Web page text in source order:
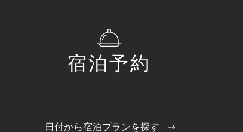
宿泊予約
日付から宿泊プランを探す